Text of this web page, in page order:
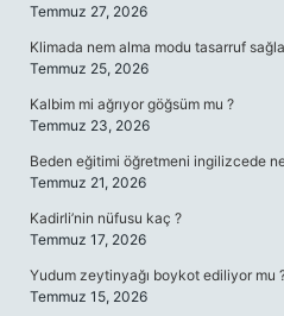
Temmuz 27, 2026
Klimada nem alma modu tasarruf
Temmuz 25, 2026
Kalbim mi ağrıyor göğsüm mu ?
Temmuz 23, 2026
Beden eğitimi öğretmeni ingilizcede
Temmuz 21, 2026
Kadirli’nin nüfusu kaç ?
Temmuz 17, 2026
Yudum zeytinyağı boykot ediliyor mu
Temmuz 15, 2026